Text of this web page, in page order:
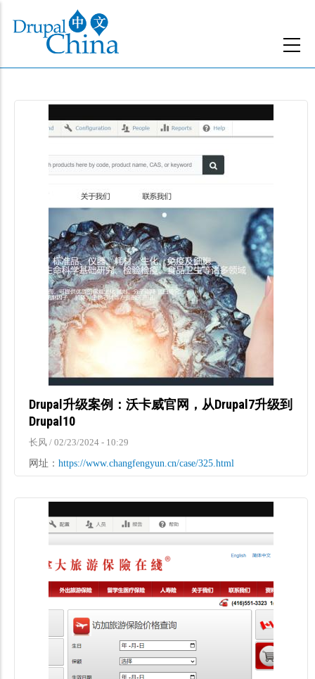
主
Drupal升级案例：沃卡威官网，从Drupal7升级到
Drupal10
长风 / 02/23/2024 - 10:29
网址： https://www.changfengyun.cn/case/325.html